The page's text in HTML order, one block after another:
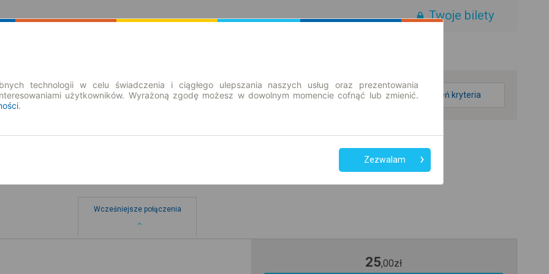
Twoje bilety
zmień kryteria
Bydgoszcz
Wcześniejsze połączenia
25,00zł
technologii w celu świadczenia i ciągłego ulepszania naszych usług oraz prezentowania
użytkowników. Wyrażoną zgodę możesz w dowolnym momencie cofnąć lub zmienić.
.
Zezwalam